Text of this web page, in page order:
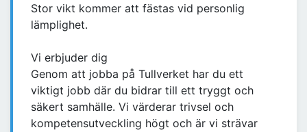
Stor vikt kommer att fästas vid personlig
lämplighet.
Vi erbjuder dig
Genom att jobba på Tullverket har du ett
viktigt jobb där du bidrar till ett tryggt och
säkert samhälle. Vi värderar trivsel och
kompetensutveckling högt och är vi strävar